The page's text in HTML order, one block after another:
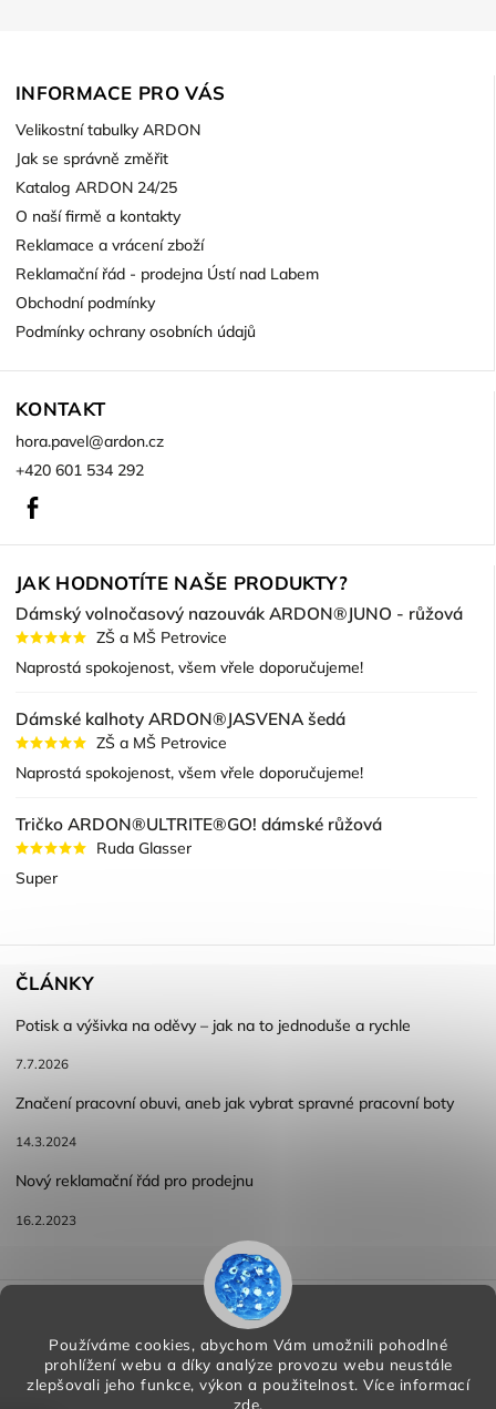
Používáme cookies, abychom Vám umožnili pohodlné
prohlížení webu a díky analýze provozu webu neustále
zlepšovali jeho funkce, výkon a použitelnost. Více informací
zde.
INFORMACE PRO VÁS
Velikostní tabulky ARDON
Jak se správně změřit
Katalog ARDON 24/25
O naší firmě a kontakty
Reklamace a vrácení zboží
Reklamační řád - prodejna Ústí nad Labem
Obchodní podmínky
Podmínky ochrany osobních údajů
KONTAKT
hora.pavel@ardon.cz
+420 601 534 292
JAK HODNOTÍTE NAŠE PRODUKTY?
Dámský volnočasový nazouvák ARDON®JUNO - růžová
ZŠ a MŠ Petrovice
Naprostá spokojenost, všem vřele doporučujeme!
Dámské kalhoty ARDON®JASVENA šedá
ZŠ a MŠ Petrovice
Naprostá spokojenost, všem vřele doporučujeme!
Tričko ARDON®ULTRITE®GO! dámské růžová
Ruda Glasser
Super
ČLÁNKY
Potisk a výšivka na oděvy – jak na to jednoduše a rychle
7.7.2026
Značení pracovní obuvi, aneb jak vybrat spravné pracovní boty
14.3.2024
Nový reklamační řád pro prodejnu
16.2.2023
Reklamace a vracení zboží
Podmínky ochrany osobních údajů